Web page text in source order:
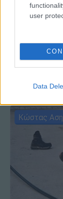
user
Data
ΑΥΤΟ
Κώστας